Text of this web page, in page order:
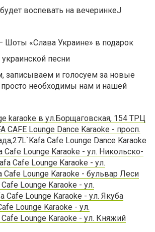
воспевать на вечеринкеJ
«Слава Украине» в подарок
песни
записываем и голосуем за новые
необходимы нам и нашей
karaoke в ул.Борщаговская, 154 ТРЦ
CAFE Lounge Dance Karaoke - просп.
L`Kafa Cafe Lounge Dance Karaoke
Cafe Lounge Karaoke - ул. Никольско-
Cafe Lounge Karaoke - ул.
Cafe Lounge Karaoke - бульвар Леси
Lounge Karaoke - ул.
Cafe Lounge Karaoke - ул. Якуба
Lounge Karaoke - ул.
Cafe Lounge Karaoke - ул. Княжий